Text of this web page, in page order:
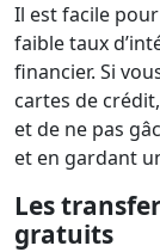
Il est facile
faible taux
financier. Si
cartes de
et de ne pas
et en gardant
Les
gratuits